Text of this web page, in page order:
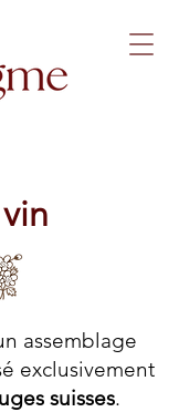
assemblage
exclusivement
suisses.